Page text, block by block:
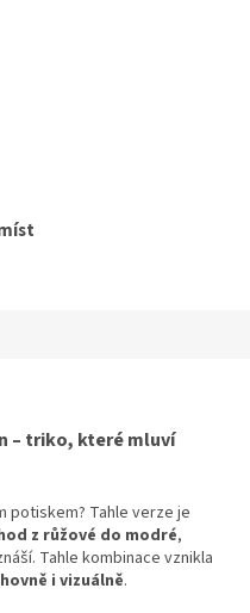
– triko, které mluví
potiskem? Tahle verze je
z růžové do modré,
Tahle kombinace vznikla
i vizuálně.